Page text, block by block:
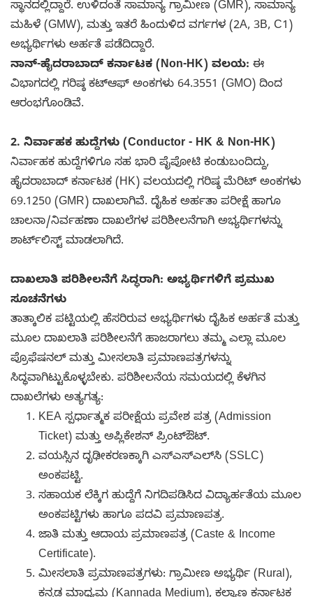
ಸ್ಥಾನದಲ್ಲಿದ್ದಾರೆ. ಉಳಿದಂತೆ ಸಾಮಾನ್ಯ ಗ್ರಾಮೀಣ (GMR), ಸಾಮಾನ್ಯ
ಮಹಿಳೆ (GMW), ಮತ್ತು ಇತರೆ ಹಿಂದುಳಿದ ವರ್ಗಗಳ (2A, 3B, C1)
ಅಭ್ಯರ್ಥಿಗಳು ಅರ್ಹತೆ ಪಡೆದಿದ್ದಾರೆ.
ನಾನ್-ಹೈದರಾಬಾದ್ ಕರ್ನಾಟಕ (Non-HK) ವಲಯ: ಈ
ವಿಭಾಗದಲ್ಲಿ ಗರಿಷ್ಠ ಕಟ್‌ಆಫ್ ಅಂಕಗಳು 64.3551 (GMO) ದಿಂದ
ಆರಂಭಗೊಂಡಿವೆ.
2. ನಿರ್ವಾಹಕ ಹುದ್ದೆಗಳು (Conductor - HK & Non-HK)
ನಿರ್ವಾಹಕ ಹುದ್ದೆಗಳಿಗೂ ಸಹ ಭಾರಿ ಪೈಪೋಟಿ ಕಂಡುಬಂದಿದ್ದು,
ಹೈದರಾಬಾದ್ ಕರ್ನಾಟಕ (HK) ವಲಯದಲ್ಲಿ ಗರಿಷ್ಠ ಮೆರಿಟ್ ಅಂಕಗಳು
69.1250 (GMR) ದಾಖಲಾಗಿವೆ. ದೈಹಿಕ ಅರ್ಹತಾ ಪರೀಕ್ಷೆ ಹಾಗೂ
ಚಾಲನಾ/ನಿರ್ವಹಣಾ ದಾಖಲೆಗಳ ಪರಿಶೀಲನೆಗಾಗಿ ಅಭ್ಯರ್ಥಿಗಳನ್ನು
ಶಾರ್ಟ್‌ಲಿಸ್ಟ್ ಮಾಡಲಾಗಿದೆ.
ದಾಖಲಾತಿ ಪರಿಶೀಲನೆಗೆ ಸಿದ್ಧರಾಗಿ: ಅಭ್ಯರ್ಥಿಗಳಿಗೆ ಪ್ರಮುಖ
ಸೂಚನೆಗಳು
ತಾತ್ಕಾಲಿಕ ಪಟ್ಟಿಯಲ್ಲಿ ಹೆಸರಿರುವ ಅಭ್ಯರ್ಥಿಗಳು ದೈಹಿಕ ಅರ್ಹತೆ ಮತ್ತು
ಮೂಲ ದಾಖಲಾತಿ ಪರಿಶೀಲನೆಗೆ ಹಾಜರಾಗಲು ತಮ್ಮ ಎಲ್ಲಾ ಮೂಲ
ಪ್ರೊಫೆಷನಲ್ ಮತ್ತು ಮೀಸಲಾತಿ ಪ್ರಮಾಣಪತ್ರಗಳನ್ನು
ಸಿದ್ಧವಾಗಿಟ್ಟುಕೊಳ್ಳಬೇಕು. ಪರಿಶೀಲನೆಯ ಸಮಯದಲ್ಲಿ ಕೆಳಗಿನ
ದಾಖಲೆಗಳು ಅತ್ಯಗತ್ಯ:
KEA ಸ್ಪರ್ಧಾತ್ಮಕ ಪರೀಕ್ಷೆಯ ಪ್ರವೇಶ ಪತ್ರ (Admission
Ticket) ಮತ್ತು ಅಪ್ಲಿಕೇಶನ್ ಪ್ರಿಂಟ್‌ಔಟ್.
ವಯಸ್ಸಿನ ದೃಢೀಕರಣಕ್ಕಾಗಿ ಎಸ್‌ಎಸ್‌ಎಲ್‌ಸಿ (SSLC)
ಅಂಕಪಟ್ಟಿ.
ಸಹಾಯಕ ಲೆಕ್ಕಿಗ ಹುದ್ದೆಗೆ ನಿಗದಿಪಡಿಸಿದ ವಿದ್ಯಾರ್ಹತೆಯ ಮೂಲ
ಅಂಕಪಟ್ಟಿಗಳು ಹಾಗೂ ಪದವಿ ಪ್ರಮಾಣಪತ್ರ.
ಜಾತಿ ಮತ್ತು ಆದಾಯ ಪ್ರಮಾಣಪತ್ರ (Caste & Income
Certificate).
ಮೀಸಲಾತಿ ಪ್ರಮಾಣಪತ್ರಗಳು: ಗ್ರಾಮೀಣ ಅಭ್ಯರ್ಥಿ (Rural),